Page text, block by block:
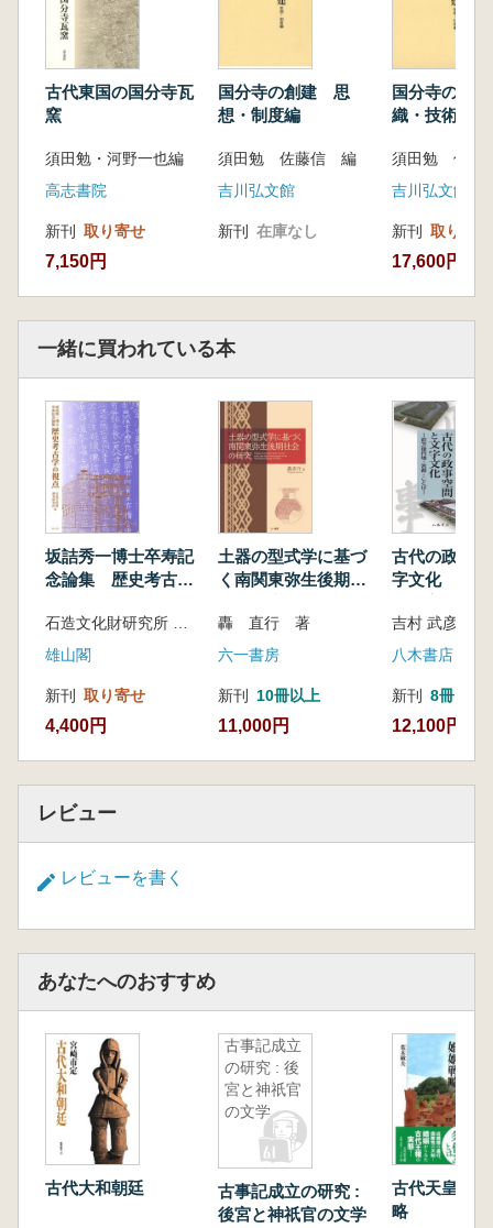
古代東国の国分寺瓦
窯
須田勉・河野一也編
高志書院
新刊 取り寄せ
7,150円
国分寺の創建 思
想・制度編
須田勉 佐藤信 編
吉川弘文館
新刊 在庫なし
国分寺の創
織・技術編
須田勉 佐藤
吉川弘文館
新刊 取り寄せ
17,600円
一緒に買われている本
坂詰秀一博士卒寿記
念論集 歴史考古学
雄山閣
新刊 取り寄せ
4,400円
土器の型式学に基づ
く南関東弥生後期社
轟 直行 著
六一書房
新刊 10冊以上
11,000円
古代の政事
字文化 前方
吉村 武彦 編集
八木書店
新刊 8冊
12,100円
レビュー
レビューを書く
あなたへのおすすめ
古代大和朝廷
古事記成立
の研究 : 後
宮と神祇官
の文学
古事記成立の研究 :
後宮と神祇官の文学
古代天皇家
略